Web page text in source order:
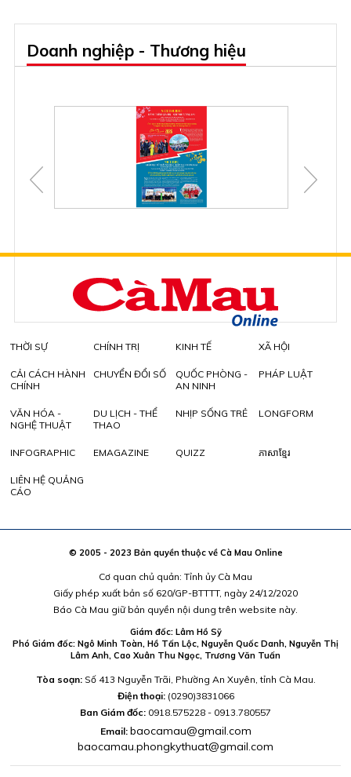
Doanh nghiệp - Thương hiệu
THỜI SỰ CHÍNH TRỊ KINH TẾ XÃ HỘI
CẢI CÁCH HÀNH
CHÍNH
CHUYỂN ĐỔI SỐ
QUỐC PHÒNG -
AN NINH
PHÁP LUẬT
VĂN HÓA -
NGHỆ THUẬT
DU LỊCH - THỂ
THAO
NHỊP SỐNG TRẺ LONGFORM
INFOGRAPHIC EMAGAZINE QUIZZ ភាសាខ្មែរ
LIÊN HỆ QUẢNG
CÁO
© 2005 - 2023 Bản quyền thuộc về Cà Mau Online
Cơ quan chủ quản: Tỉnh ủy Cà Mau
Giấy phép xuất bản số 620/GP-BTTTT, ngày 24/12/2020
Báo Cà Mau giữ bản quyền nội dung trên website này.
Giám đốc: Lâm Hồ Sỹ
Phó Giám đốc: Ngô Minh Toàn, Hồ Tấn Lộc, Nguyễn Quốc Danh, Nguyễn Thị
Lâm Anh, Cao Xuân Thu Ngọc, Trương Văn Tuấn
Tòa soạn:Số 413 Nguyễn Trãi, Phường An Xuyên, tỉnh Cà Mau.
Điện thoại: (0290)3831066
Ban Giám đốc: 0918.575228 - 0913.780557
Email: baocamau@gmail.com
baocamau.phongkythuat@gmail.com